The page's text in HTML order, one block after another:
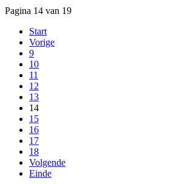
Pagina 14 van 19
Start
Vorige
9
10
11
12
13
14
15
16
17
18
Volgende
Einde